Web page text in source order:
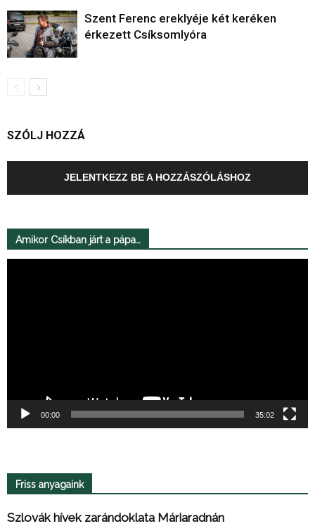
Szent Ferenc ereklyéje két keréken
érkezett Csíksomlyóra
SZÓLJ HOZZÁ
JELENTKEZZ BE A HOZZÁSZÓLÁSHOZ
Amikor Csíkban járt a pápa…
00:00 35:02
Friss anyagaink
Szlovák hívek zarándoklata Máriaradnán